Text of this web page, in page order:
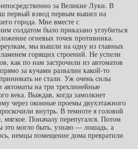
за Великие Луки. В
первый взвод первым вышел на
города. Мне вместе с
солдатом было приказано углубиться
огневых точек противника.
мы вышли на одну из главных
горящих строений. Не успели
как по нам застрочили из автоматов
за кучами развалин какой-то
не стали. Уж очень силы
на три трехлинейные
века. Выждав, когда замолкнет
через оконные проемы двухэтажного
внутрь. В темноте я головой
мягкое. Поначалу перепугался. Потом
могло быть, узнаю — лошадь, а
немцы помещение дома превратили